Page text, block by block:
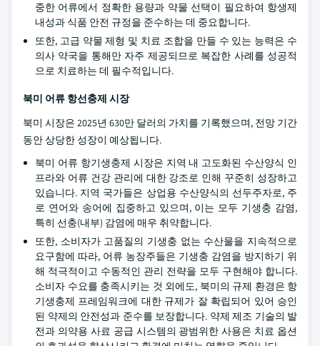
중한 어류에서 정확한 용량과 약물 선택이 필요하여 항생제
내성과 식품 안전 규정을 준수하는 데 중요합니다.
또한, 고급 약물 제형 및 치료 조합을 만들 수 있는 능력은 수
의사 약국을 통해만 자주 제공되므로 복잡한 사례를 성공적
으로 치료하는 데 필수적입니다.
북미 어류 항선충제 시장
북미 시장은 2025년 630만 달러의 가치를 기록했으며, 전망 기간
동안 상당한 성장이 예상됩니다.
북미 어류 항기생충제 시장은 지역 내 고도화된 수산양식 인
프라와 어류 건강 관리에 대한 강조로 인해 꾸준히 성장하고
있습니다. 지역 국가들은 상업용 수산양식의 선두주자로, 주
로 연어와 송어에 집중하고 있으며, 이는 모두 기생충 감염,
특히 선충(내부) 감염에 매우 취약합니다.
또한, 소비자가 고품질의 기생충 없는 수산물을 지속적으로
요구함에 따라, 어류 농장주들은 기생충 감염을 방지하기 위
해 적극적이고 수동적인 관리 전략을 모두 구현해야 합니다.
소비자 수요를 충족시키는 것 외에도, 북미의 규제 환경은 항
기생충제 프레임워크에 대한 규제가 잘 확립되어 있어 승인
된 약제의 안전성과 준수를 보장합니다. 약제 제조 기술의 발
전과 의약용 사료 공급 시스템의 광범위한 사용은 치료 옵션